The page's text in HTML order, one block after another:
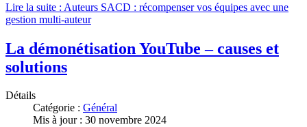
Lire la suite : Auteurs SACD : récompenser vos équipes avec une
gestion multi-auteur
La démonétisation YouTube – causes et
solutions
Détails
Catégorie : Général
Mis à jour : 30 novembre 2024